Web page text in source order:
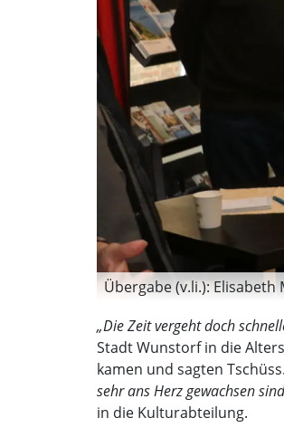
Übergabe (v.li.):
„Die Zeit vergeht doch
Stadt Wunstorf in die
kamen und sagten Tschüss.
sehr ans Herz gewachsen
in die Kulturabteilung.